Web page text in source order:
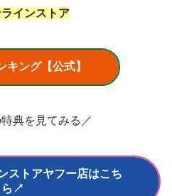
インストア
キング【公式】
典を見てみる／
ストアヤフー店はこち
ら↗